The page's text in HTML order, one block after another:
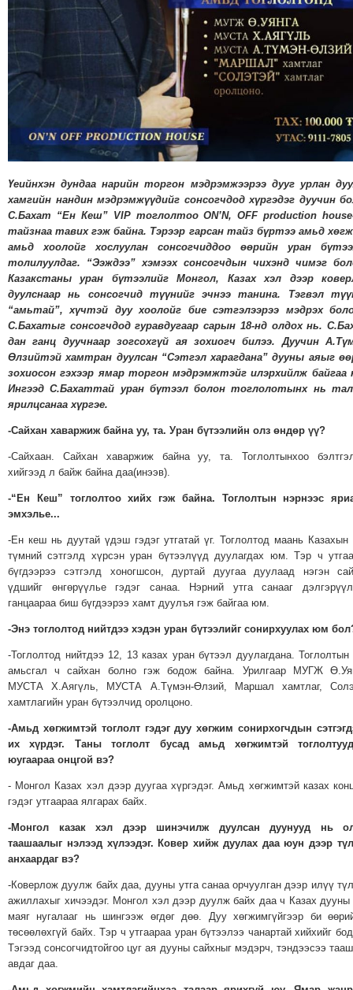
"ЖИ
ТАЙМ"ЫН
ТОЙРОНД
ГРАНАТ
ДЭЛБЭРСЭН
ОСЛЫН
ЭРГЭН
ТӨВСИЙН
ТОДОТГОЛЫН
ЭРГЭН
ТОЙРОНД
ЕРӨНХИЙЛӨГЧИЙН
СОНГУУЛИЙН
ТОЙРОНД
29
ДҮГЭЭР
ЭРГЭН
ТОЙРОНД
ЕРӨНХИЙЛӨГЧИЙН
СОНГУУЛЬ-2017
Үеийнхэн дундаа нарийн торгон мэдрэмжээрээ дууг урлан
хамгийн нандин мэдрэмжүүдийг сонсогчдод хүргэдэг дуучин
С.Бахат “Ен Кеш” VIP тоглолтооON’N, OFF production
тайзнаа тавих гэж байна. Тэрээр гарсан тайз бүртээ амьд
амьд хоолойг хослуулан сонсогчиддоо өөрийн уран
толилуулдаг. “Ээждээ” хэмээх сонсогчдын чихэнд чимэг
Казакстаны уран бүтээлийг Монгол, Казах хэл дээр
дуулснаар нь сонсогчид түүнийг эчнээ танина. Тэгвэл
“амьтай”, хүчтэй дуу хоолойг бие сэтгэлээрээ мэдрэх
С.Бахатыг сонсогчдод гуравдугаар сарын 18-нд олдох нь.
дан ганц дуучнаар зогсохгүй ая зохиогч билээ. Дуучин
Өлзийтэй хамтран дуулсан “Сэтгэл харагдана”дууны аяыг
зохиосон гэхээр ямар торгон мэдрэмжтэйг илэрхийлж байгаа
Ингээд С.Бахаттай уран бүтээл болон тоглолотынх нь
ярилцсанаа хүргэе.
-Сайхан хаваржиж байна уу, та. Уран бүтээлийн олз өндөр үү?
-Сайхаан. Сайхан хаваржиж байна уу, та. Тоглолтынхоо
хийгээд л байж байна даа(инээв).
-“ Ен Кеш” тоглолтоо хийх гэж байна. Тоглолтын нэрнээс
эмхэлье...
-Ен кеш нь дуутай үдэш гэдэг утгатай үг. Тоглолтод маань Казахын
түмний сэтгэлд хүрсэн уран бүтээлүүд дуулагдах юм. Тэр ч
бүгдээрээ сэтгэлд хоногшсон, дуртай дуугаа дуулаад нэгэн
үдшийг өнгөрүүлье гэдэг санаа. Нэрний утга санааг
ганцаараа биш бүгдээрээ хамт дуулъя гэж байгаа юм.
-Энэ тоглолтод нийтдээ хэдэн уран бүтээлийг сонирхуулах юм
-Тоглолтод нийтдээ 12, 13 казах уран бүтээл дуулагдана. Тоглолтын
амьсгал ч сайхан болно гэж бодож байна. Урилгаар МУГЖ
МУСТА Х.Аягүль, МУСТА А.Түмэн-Өлзий, Маршал хамтлаг,
хамтлагийн уран бүтээлчид оролцоно.
-Амьд хөгжимтэй тоглолт гэдэг дуу хөгжим сонирхогчдын
их хүрдэг. Таны тоглолт бусад амьд хөгжимтэй
юугаараа онцгой вэ?
- Монгол Казах хэл дээр дуугаа хүргэдэг. Амьд хөгжимтэй казах
гэдэг утгаараа ялгарах байх.
-Монгол казак хэл дээр шинэчилж дуулсан дуунууд нь
таашаалыг нэлээд хүлээдэг. Ковер хийж дуулах даа юун дээр
анхаардаг вэ?
-Коверлож дуулж байх даа, дууны утга санаа орчуулган дээр илүү
ажиллахыг хичээдэг. Монгол хэл дээр дуулж байх даа ч Казах дууны
маяг нугалааг нь шингээж өгдөг дөө. Дуу хөгжимгүйгээр би
төсөөлөхгүй байх. Тэр ч утгаараа уран бүтээлээ чанартай хийхийг
Тэгээд сонсогчидтойгоо цуг ая дууны сайхныг мэдэрч, тэндээсээ
авдаг даа.